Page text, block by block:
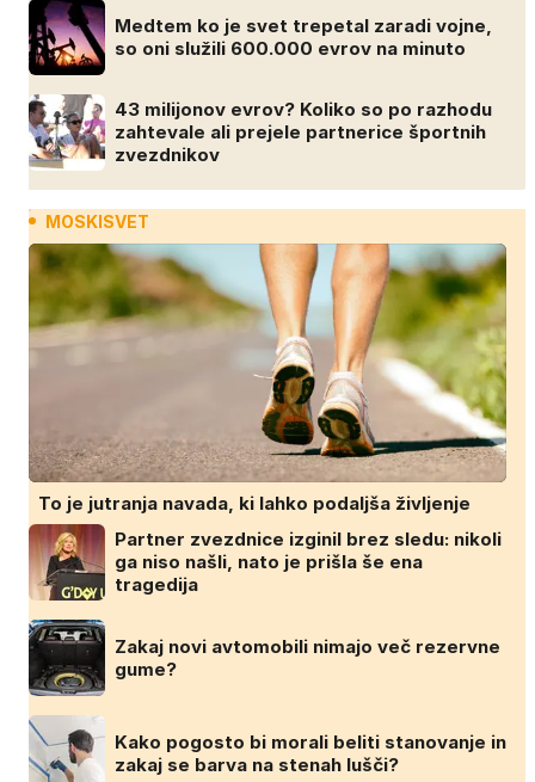
Medtem ko je svet trepetal zaradi vojne,
so oni služili 600.000 evrov na minuto
43 milijonov evrov? Koliko so po razhodu
zahtevale ali prejele partnerice športnih
zvezdnikov
MOSKISVET
To je jutranja navada, ki lahko podaljša življenje
Partner zvezdnice izginil brez sledu: nikoli
ga niso našli, nato je prišla še ena
tragedija
Zakaj novi avtomobili nimajo več rezervne
gume?
Kako pogosto bi morali beliti stanovanje in
zakaj se barva na stenah lušči?